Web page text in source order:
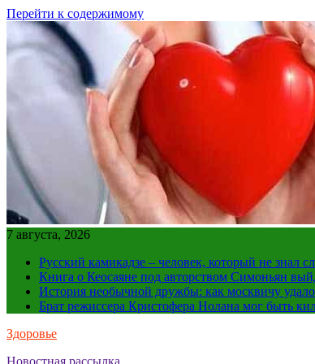
Перейти к содержимому
7 августа, 2026
Русский камикадзе – человек, который не
Книга о Кеосаяне под авторством Симоньян
История необычной дружбы: как москвичу
Брат режиссера Кристофера Нолана мог быть
Здоровье
Новостная рассылка